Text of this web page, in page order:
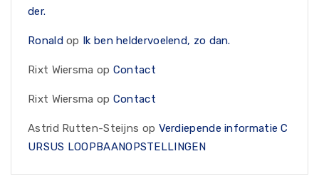
der.
Ronaldop Ik ben heldervoelend, zo dan.
Rixt Wiersma op Contact
Rixt Wiersma op Contact
Astrid Rutten-Steijns op Verdiepende informatie C
URSUS LOOPBAANOPSTELLINGEN